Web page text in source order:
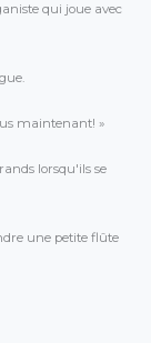
qui joue avec
maintenant! »
lorsqu'ils se
une petite flûte